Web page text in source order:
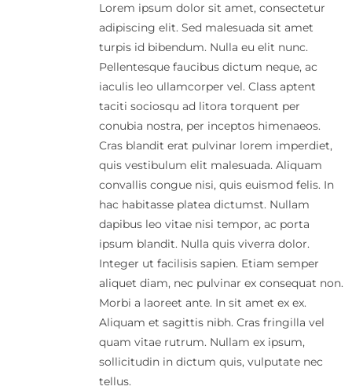
Lorem ipsum dolor sit amet, consectetur
adipiscing elit. Sed malesuada sit amet
turpis id bibendum. Nulla eu elit nunc.
Pellentesque faucibus dictum neque, ac
iaculis leo ullamcorper vel. Class aptent
taciti sociosqu ad litora torquent per
conubia nostra, per inceptos himenaeos.
Cras blandit erat pulvinar lorem imperdiet,
quis vestibulum elit malesuada. Aliquam
convallis congue nisi, quis euismod felis. In
hac habitasse platea dictumst. Nullam
dapibus leo vitae nisi tempor, ac porta
ipsum blandit. Nulla quis viverra dolor.
Integer ut facilisis sapien. Etiam semper
aliquet diam, nec pulvinar ex consequat non.
Morbi a laoreet ante. In sit amet ex ex.
Aliquam et sagittis nibh. Cras fringilla vel
quam vitae rutrum. Nullam ex ipsum,
sollicitudin in dictum quis, vulputate nec
tellus.